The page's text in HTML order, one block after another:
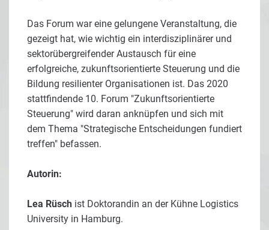
Das Forum war eine gelungene Veranstaltung, die
gezeigt hat, wie wichtig ein interdisziplinärer und
sektorübergreifender Austausch für eine
erfolgreiche, zukunftsorientierte Steuerung und die
Bildung resilienter Organisationen ist. Das 2020
stattfindende 10. Forum "Zukunftsorientierte
Steuerung" wird daran anknüpfen und sich mit
dem Thema "Strategische Entscheidungen fundiert
treffen" befassen.
Autorin:
Lea Rüsch ist Doktorandin an der Kühne Logistics
University in Hamburg.